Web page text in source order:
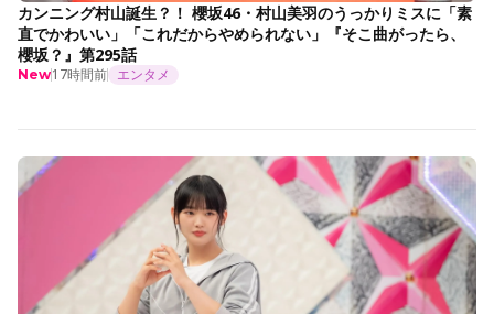
カンニング村山誕生？！ 櫻坂46・村山美羽のうっかりミスに「素
直でかわいい」「これだからやめられない」『そこ曲がったら、
櫻坂？』第295話
New17時間前 エンタメ